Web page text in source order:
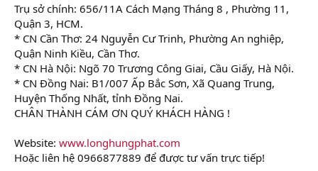
Trụ sở chính: 656/11A Cách Mạng Tháng 8 , Phường 11,
Quận 3, HCM.
* CN Cần Thơ: 24 Nguyễn Cư Trinh, Phường An nghiệp,
Quận Ninh Kiều, Cần Thơ.
* CN Hà Nội: Ngõ 70 Trương Công Giai, Cầu Giấy, Hà Nội.
* CN Đồng Nai: B1/007 Ấp Bắc Sơn, Xã Quang Trung,
Huyện Thống Nhất, tỉnh Đồng Nai.
CHÂN THÀNH CÁM ƠN QUÝ KHÁCH HÀNG !
Website: www.longhungphat.com
Hoặc liên hệ 0966877889 để được tư vấn trực tiếp!